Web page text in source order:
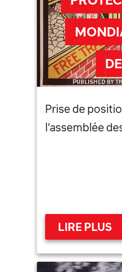
Prise de
l’assemblée
LIRE PLUS